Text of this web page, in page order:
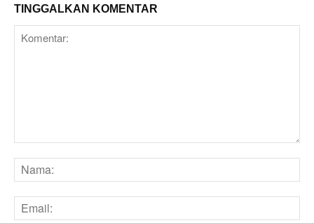
TINGGALKAN KOMENTAR